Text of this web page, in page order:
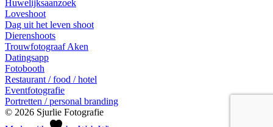
Huwelijksaanzoek
Loveshoot
Dag uit het leven shoot
Dierenshoots
Trouwfotograaf Aken
Datingsapp
Fotobooth
Restaurant / food / hotel
Eventfotografie
Portretten / personal branding
© 2026 Sjurlie Fotografie